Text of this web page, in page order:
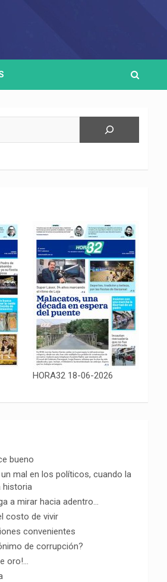
HORA32 18-06-2026
bueno
mal en los políticos, cuando la
historia
a mirar hacia adentro…
costo de vivir
convenientes
de corrupción?
oro!…